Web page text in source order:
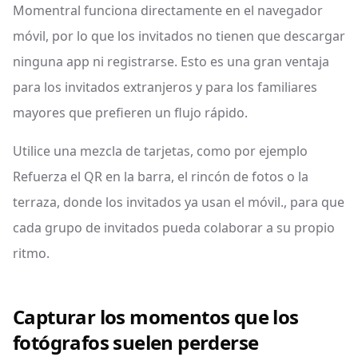
Momentral funciona directamente en el navegador
móvil, por lo que los invitados no tienen que descargar
ninguna app ni registrarse. Esto es una gran ventaja
para los invitados extranjeros y para los familiares
mayores que prefieren un flujo rápido.
Utilice una mezcla de tarjetas, como por ejemplo
Refuerza el QR en la barra, el rincón de fotos o la
terraza, donde los invitados ya usan el móvil., para que
cada grupo de invitados pueda colaborar a su propio
ritmo.
Capturar los momentos que los
fotógrafos suelen perderse